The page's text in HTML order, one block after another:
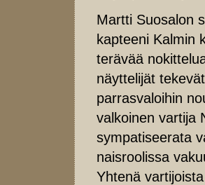
Martti Suosalon
kapteeni Kalmin
terävää
näyttelijät
parrasvaloihin
valkoinen vartija
sympatiseerata
naisroolissa
Yhtenä